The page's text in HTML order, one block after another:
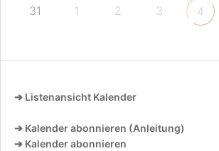
31 1 2 3 4
➔ Listenansicht Kalender
➔ Kalender abonnieren (Anleitung)
➔ Kalender abonnieren